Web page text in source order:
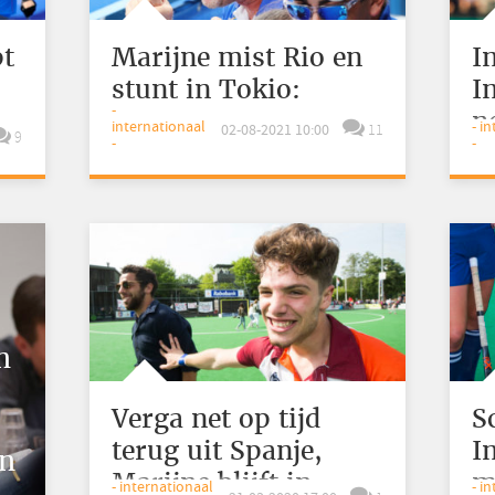
9
Marijne mist Rio en
stunt in Tokio:
‘Heeft zo moeten
zijn'
-
internationaal
-
02-08-2021 10:00 11
-
-
Verga net op tijd
terug uit Spanje,
Marijne blijft in
- internationaal
-